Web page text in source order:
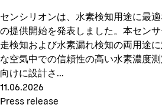
センシリオンは、水素検知用途に最
の提供開始を発表しました。本セン
走検知および水素漏れ検知の両用途
な空気中での信頼性の高い水素濃度
向けに設計さ...
11.06.2026
Press release